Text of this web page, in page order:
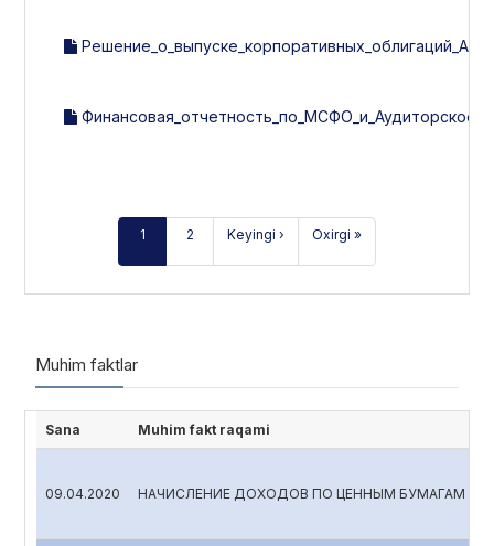
1 2 Keyingi › Oxirgi »
Muhim faktlar
Sana Muhim fakt raqami
09.04.2020 НАЧИСЛЕНИЕ ДОХОДОВ ПО ЦЕННЫМ БУМАГАМ